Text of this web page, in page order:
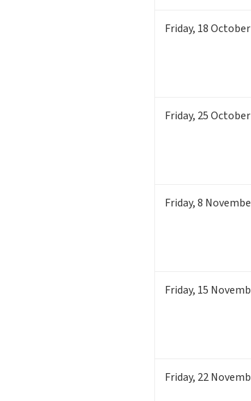
Friday, 18
Friday, 25
Friday,8
Friday, 15
Friday, 22